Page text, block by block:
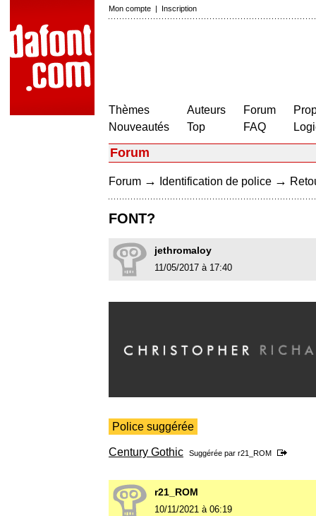
Mon compte | Inscription
Thèmes
Nouveautés
Auteurs
Top
Forum
FAQ
Forum
Forum → Identification de police →
FONT?
jethromaloy
11/05/2017 à 17:40
Police suggérée
Century Gothic Suggérée par r21_ROM
r21_ROM
10/11/2021 à 06:19